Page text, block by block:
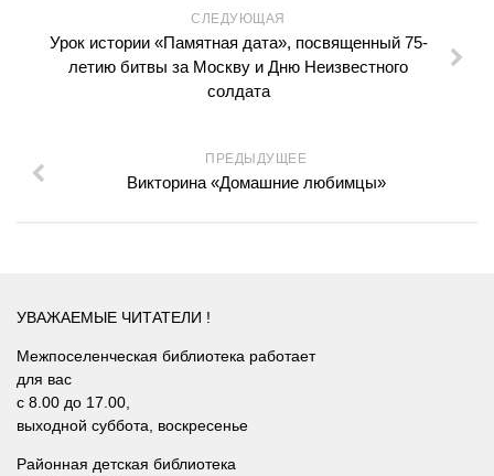
Линевская поселковая библиотека №30
Линевская детская библиотека №31
Листвянская сельская библиотека №39
Маякская сельская библиотека №40
Новососедовская сельская библиотека №20
Преображенская сельская библиотека №32
Рощинская сельская библиотека №21
Сельская библиотека п. Советский №35
Сосновская сельская библиотека №22
СЛЕДУЮЩАЯ
Урок истории «Памятная дата», посвященный 75-
летию битвы за Москву и Дню Неизвестного
солдата
ПРЕДЫДУЩЕЕ
Викторина «Домашние любимцы»
УВАЖАЕМЫЕ ЧИТАТЕЛИ !
Межпоселенческая библиотека работает
для вас
с 8.00 до 17.00,
выходной суббота, воскресенье
Районная детская библиотека